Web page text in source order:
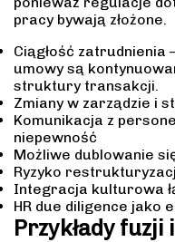
pracy bywają złożone.
Ciągłość zatrudnienia
umowy są
struktury transakcji.
Zmiany w zarządzie i
Komunikacja z
niepewność
Możliwe dublowanie
Ryzyko
Integracja kulturowa
HR due diligence jako
Przykłady fuzji